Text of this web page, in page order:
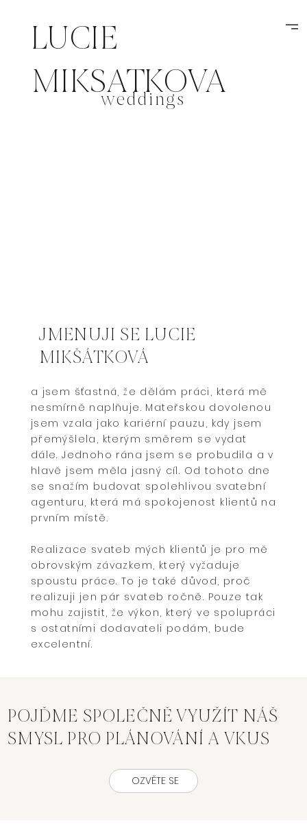
LUCIE
MIKSATKOVA
weddings
JMENUJI SE LUCIE
MIKŠÁTKOVÁ
a jsem šťastná, že dělám práci, která mě
nesmírně naplňuje. Mateřskou dovolenou
jsem vzala jako kariérní pauzu, kdy jsem
přemýšlela, kterým směrem se vydat
dále. Jednoho rána jsem se probudila a v
hlavě jsem měla jasný cíl. Od tohoto dne
se snažím budovat spolehlivou svatební
agenturu, která má spokojenost klientů na
prvním místě.
Realizace svateb mých klientů je pro mě
obrovským závazkem, který vyžaduje
spoustu práce. To je také důvod, proč
realizuji jen pár svateb ročně. Pouze tak
mohu zajistit, že výkon, který ve spolupráci
s ostatními dodavateli podám, bude
excelentní.
POJĎME SPOLEČNĚ VYUŽÍT NÁŠ
SMYSL PRO PLÁNOVÁNÍ A VKUS
OZVĚTE SE